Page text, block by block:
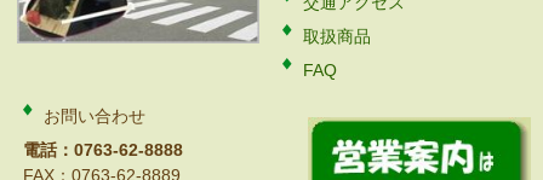
取扱商品
FAQ
お問い合わせ
電話：0763-62-8888
FAX：0763-62-8889